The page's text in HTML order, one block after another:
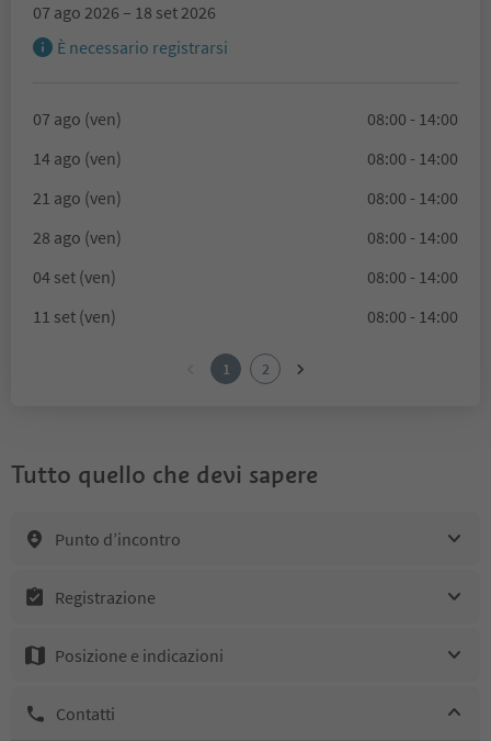
07 ago 2026 – 18 set 2026
È necessario registrarsi
07 ago (ven)
08:00 - 14:00
14 ago (ven)
08:00 - 14:00
21 ago (ven)
08:00 - 14:00
28 ago (ven)
08:00 - 14:00
04 set (ven)
08:00 - 14:00
11 set (ven)
08:00 - 14:00
1 2
Tutto quello che devi sapere
Punto d’incontro
Registrazione
Posizione e indicazioni
Contatti